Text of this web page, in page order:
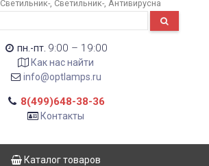
Светильник- Светильник- Антивирусна
пн.-пт. 9:00 – 19:00
Как нас найти
info@optlamps.ru
8(499)648-38-36
Контакты
Каталог товаров